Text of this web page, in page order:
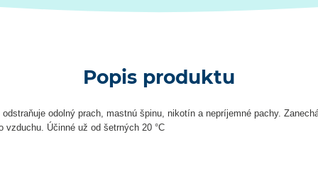
Popis produktu
odolný prach, mastnú špinu, nikotín a nepríjemné pachy.
vzduchu. Účinné už od šetrných 20 °C